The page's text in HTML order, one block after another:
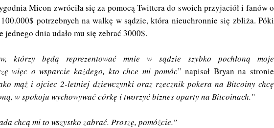
Micon zwróciła się za pomocą Twittera do swoich przyjaciół i fanów o
potrzebnych na walkę w sądzie, która nieuchronnie się zbliża. Póki
jednego dnia udało mu się zebrać 3000$.
którzy będą reprezentować mnie w sądzie szybko pochłoną moje
więc o wsparcie każdego, kto chce mi pomóc” napisał Bryan na stronie
mąż i ojciec 2-letniej dziewczynki oraz rzecznik pokera na Bitcoiny chcę
w spokoju wychowywać córkę i tworzyć biznes oparty na Bitcoinach.”
chcą mi to wszystko zabrać. Proszę, pomóżcie.”